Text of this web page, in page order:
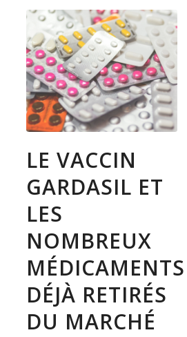
LE VACCIN
GARDASIL ET
LES
NOMBREUX
MÉDICAMENTS
DÉJÀ RETIRÉS
DU MARCHÉ